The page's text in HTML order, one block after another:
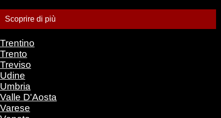
Scoprire di più
Trentino
Trento
Treviso
Udine
Umbria
Valle D'Aosta
Varese